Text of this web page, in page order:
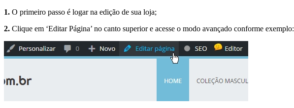
1. O primeiro passo é logar na edição de sua loja;
2. Clique em ‘Editar Página’ no canto superior e acesse o modo avançado conforme exemplo: